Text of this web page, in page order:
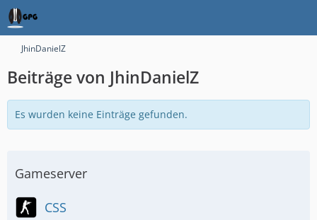
JhinDanielZ
Beiträge von JhinDanielZ
Es wurden keine Einträge gefunden.
Gameserver
CSS